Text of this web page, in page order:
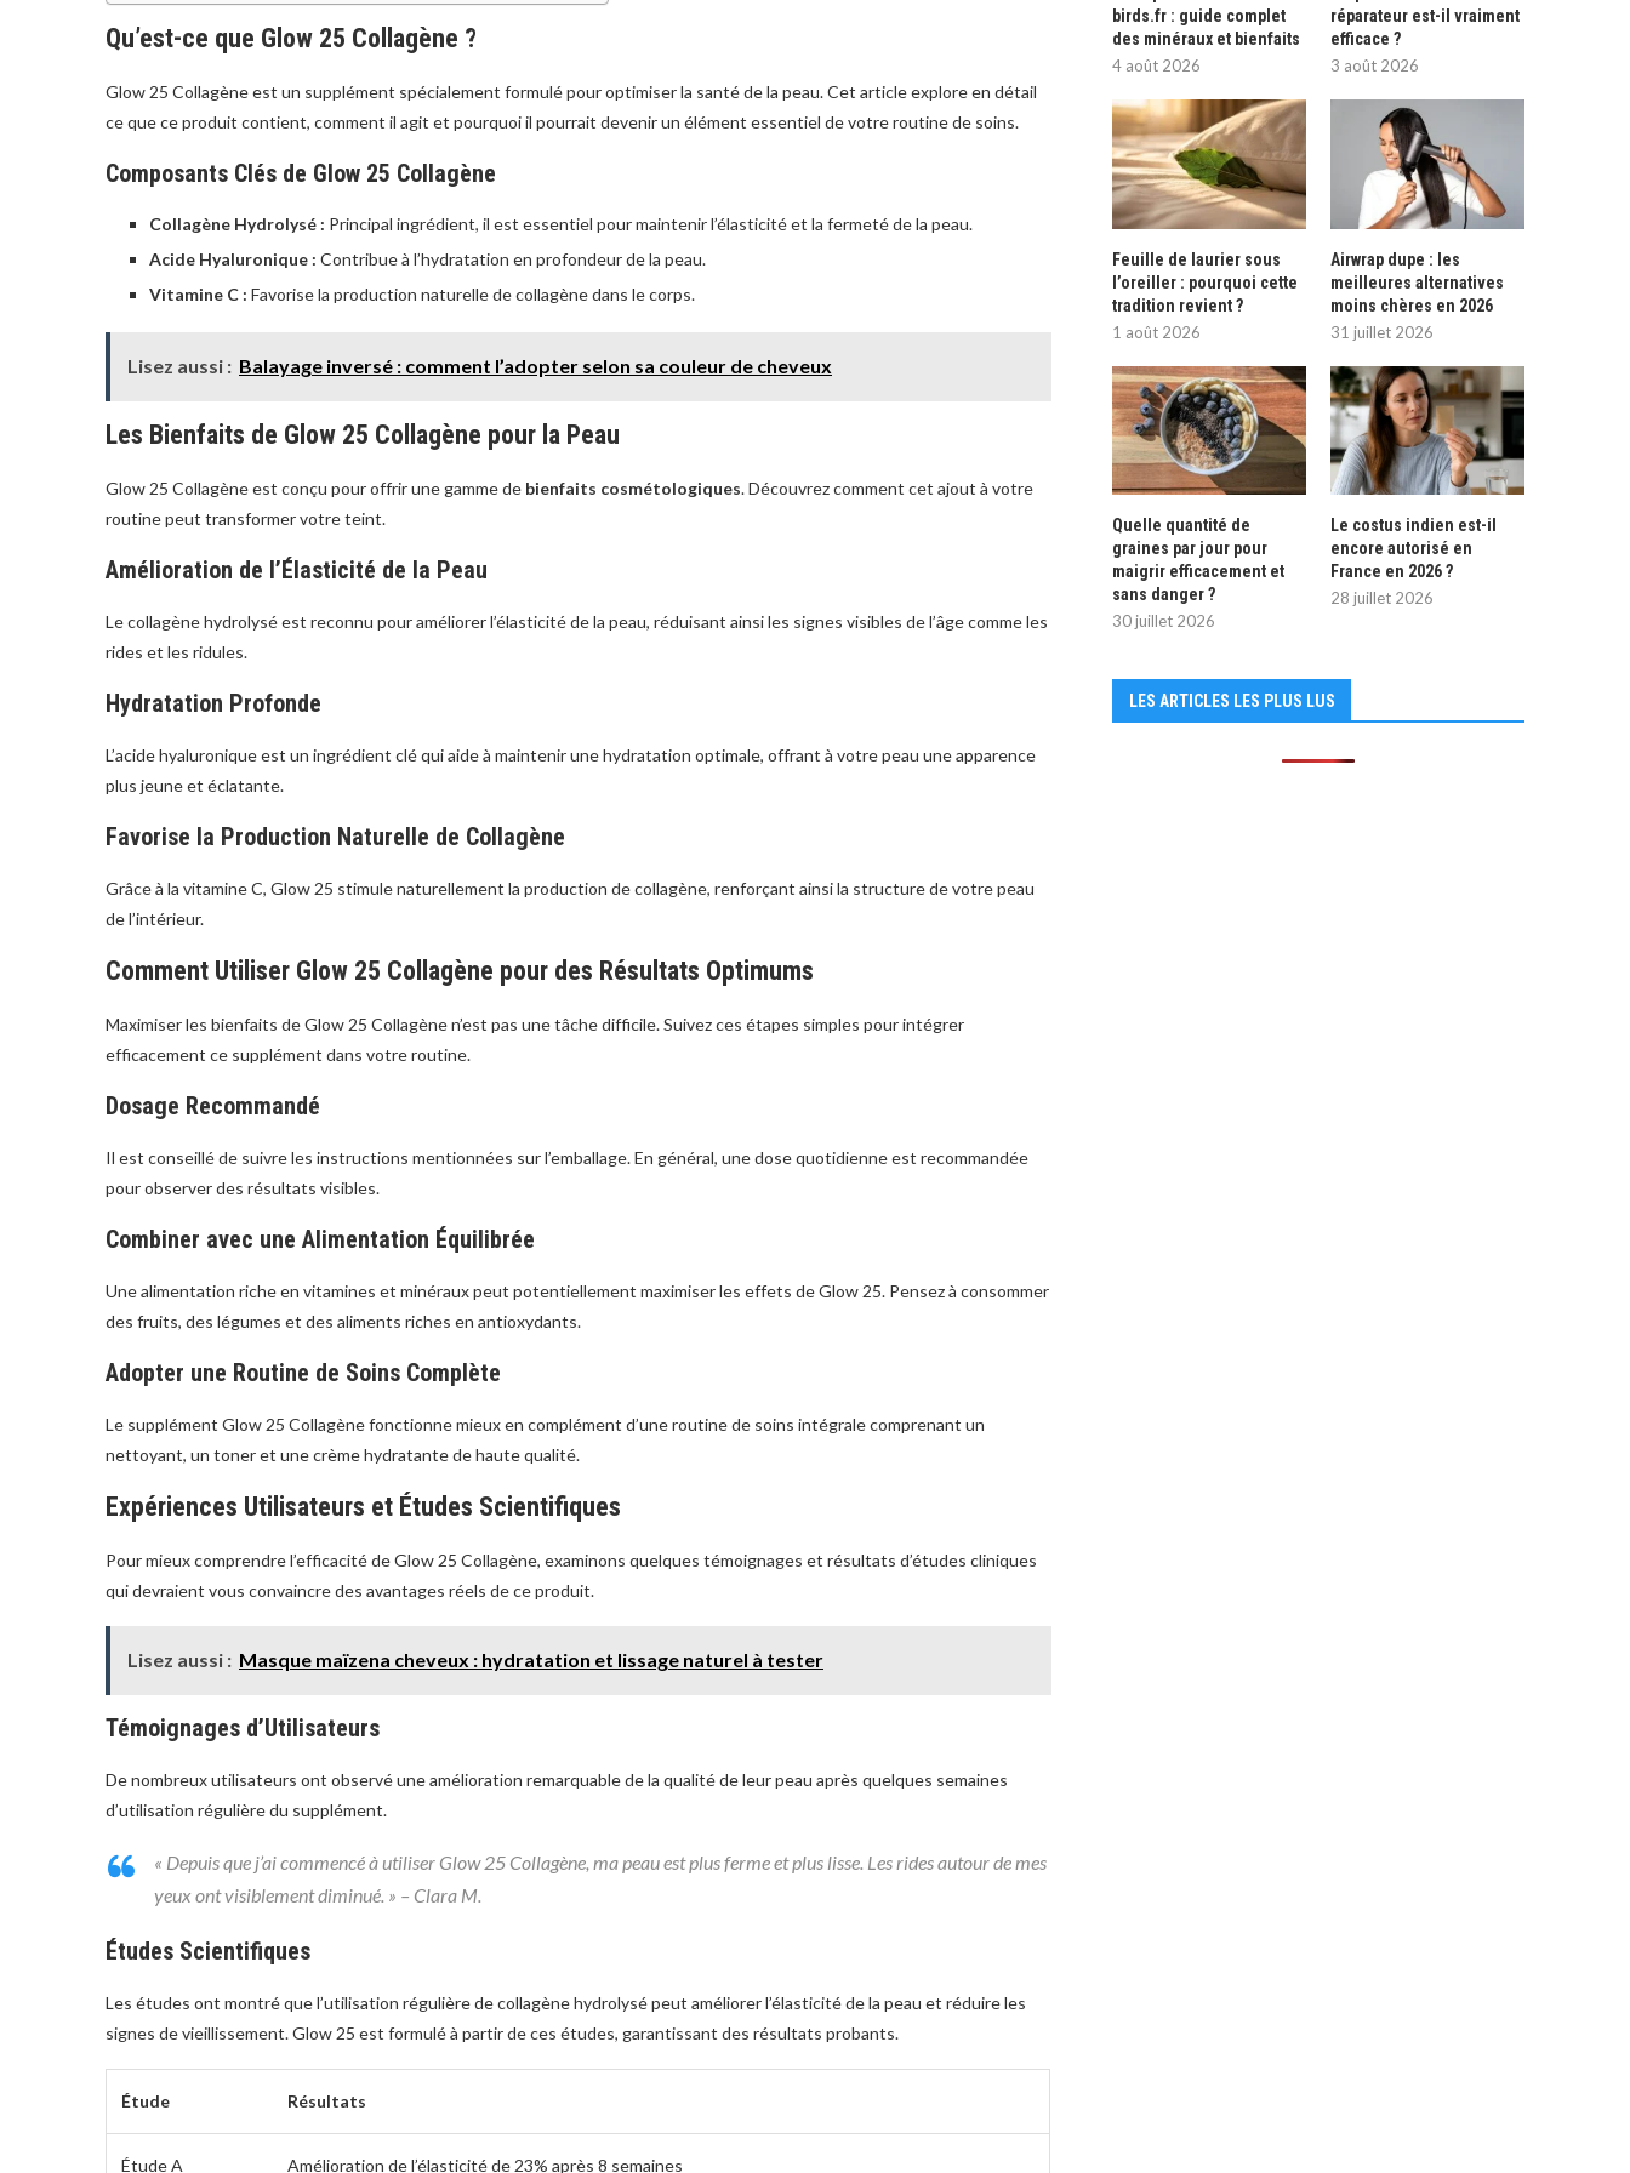
Qu’est-ce que Glow 25 Collagène ?
Glow 25 Collagène est un supplément spécialement formulé pour optimiser la santé de la peau. Cet article explore en détail
ce que ce produit contient, comment il agit et pourquoi il pourrait devenir un élément essentiel de votre routine de soins.
Composants Clés de Glow 25 Collagène
Collagène Hydrolysé : Principal ingrédient, il est essentiel pour maintenir l’élasticité et la fermeté de la peau.
Acide Hyaluronique : Contribue à l’hydratation en profondeur de la peau.
Vitamine C : Favorise la production naturelle de collagène dans le corps.
Lisez aussi : Balayage inversé : comment l’adopter selon sa couleur de cheveux
Les Bienfaits de Glow 25 Collagène pour la Peau
Glow 25 Collagène est conçu pour offrir une gamme de bienfaits cosmétologiques. Découvrez comment cet ajout à votre
routine peut transformer votre teint.
Amélioration de l’Élasticité de la Peau
Le collagène hydrolysé est reconnu pour améliorer l’élasticité de la peau, réduisant ainsi les signes visibles de l’âge comme les
rides et les ridules.
Hydratation Profonde
L’acide hyaluronique est un ingrédient clé qui aide à maintenir une hydratation optimale, offrant à votre peau une apparence
plus jeune et éclatante.
Favorise la Production Naturelle de Collagène
Grâce à la vitamine C, Glow 25 stimule naturellement la production de collagène, renforçant ainsi la structure de votre peau
de l’intérieur.
Comment Utiliser Glow 25 Collagène pour des Résultats Optimums
Maximiser les bienfaits de Glow 25 Collagène n’est pas une tâche difficile. Suivez ces étapes simples pour intégrer
efficacement ce supplément dans votre routine.
Dosage Recommandé
Il est conseillé de suivre les instructions mentionnées sur l’emballage. En général, une dose quotidienne est recommandée
pour observer des résultats visibles.
Combiner avec une Alimentation Équilibrée
Une alimentation riche en vitamines et minéraux peut potentiellement maximiser les effets de Glow 25. Pensez à consommer
des fruits, des légumes et des aliments riches en antioxydants.
Adopter une Routine de Soins Complète
Le supplément Glow 25 Collagène fonctionne mieux en complément d’une routine de soins intégrale comprenant un
nettoyant, un toner et une crème hydratante de haute qualité.
Expériences Utilisateurs et Études Scientifiques
Pour mieux comprendre l’efficacité de Glow 25 Collagène, examinons quelques témoignages et résultats d’études cliniques
qui devraient vous convaincre des avantages réels de ce produit.
Lisez aussi : Masque maïzena cheveux : hydratation et lissage naturel à tester
Témoignages d’Utilisateurs
De nombreux utilisateurs ont observé une amélioration remarquable de la qualité de leur peau après quelques semaines
d’utilisation régulière du supplément.
« Depuis que j’ai commencé à utiliser Glow 25 Collagène, ma peau est plus ferme et plus lisse. Les rides autour de mes
yeux ont visiblement diminué. » – Clara M.
Études Scientifiques
Les études ont montré que l’utilisation régulière de collagène hydrolysé peut améliorer l’élasticité de la peau et réduire les
signes de vieillissement. Glow 25 est formulé à partir de ces études, garantissant des résultats probants.
Étude Résultats
Étude A Amélioration de l’élasticité de 23% après 8 semaines
birds.fr : guide complet
des minéraux et bienfaits
4 août 2026
réparateur est-il vraiment
efficace ?
3 août 2026
Feuille de laurier sous
l’oreiller : pourquoi cette
tradition revient ?
1 août 2026
Airwrap dupe : les
meilleures alternatives
moins chères en 2026
31 juillet 2026
Quelle quantité de
graines par jour pour
maigrir efficacement et
sans danger ?
30 juillet 2026
Le costus indien est-il
encore autorisé en
France en 2026 ?
28 juillet 2026
LES ARTICLES LES PLUS LUS